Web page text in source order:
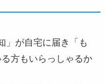
」が自宅に届き「も
方もいらっしゃるか